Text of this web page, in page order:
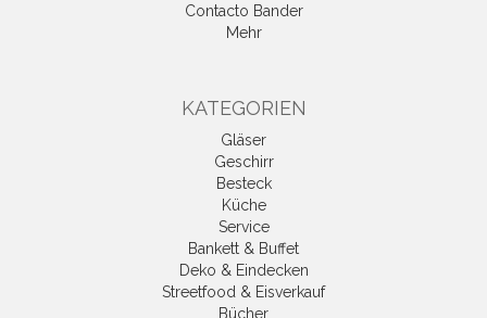
Contacto Bander
Mehr
KATEGORIEN
Gläser
Geschirr
Besteck
Küche
Service
Bankett & Buffet
Deko & Eindecken
Streetfood & Eisverkauf
Bücher